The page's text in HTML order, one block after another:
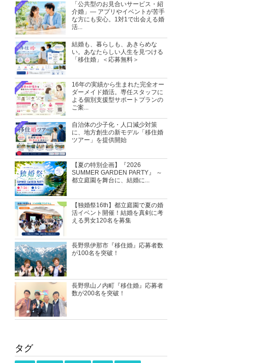
「公共型のお見合いサービス・紹
介婚」― アプリやイベントが苦手
な方にも安心。1対1で出会える婚
活...
結婚も、暮らしも、あきらめな
い。あなたらしい人生を見つける
「移住婚」＜応募無料＞
16年の実績から生まれた完全オー
ダーメイド婚活。専任スタッフに
よる個別支援型サポートプランの
ご案...
自治体の少子化・人口減少対策
に、地方創生の新モデル「移住婚
ツアー」を提供開始
【夏の特別企画】『2026
SUMMER GARDEN PARTY』 ～
都立庭園を舞台に、結婚に...
【独婚祭16th】都立庭園で夏の婚
活イベント開催！結婚を真剣に考
える男女120名を募集
長野県伊那市『移住婚』応募者数
が100名を突破！
長野県山ノ内町『移住婚』応募者
数が200名を突破！
タグ